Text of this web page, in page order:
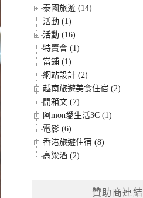
泰國旅遊 (14)
活動 (1)
活動 (16)
特賣會 (1)
當鋪 (1)
網站設計 (2)
越南旅遊美食住宿 (2)
開箱文 (7)
阿mon愛生活3C (1)
電影 (6)
香港旅遊住宿 (8)
高粱酒 (2)
贊助商連結